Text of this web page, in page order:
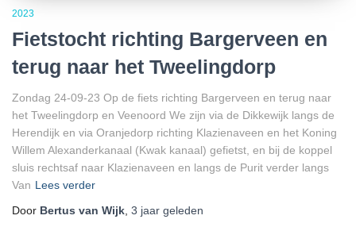
2023
Fietstocht richting Bargerveen en
terug naar het Tweelingdorp
Zondag 24-09-23 Op de fiets richting Bargerveen en terug naar
het Tweelingdorp en Veenoord We zijn via de Dikkewijk langs de
Herendijk en via Oranjedorp richting Klazienaveen en het Koning
Willem Alexanderkanaal (Kwak kanaal) gefietst, en bij de koppel
sluis rechtsaf naar Klazienaveen en langs de Purit verder langs
Van Lees verder
Door Bertus van Wijk, 3 jaar geleden